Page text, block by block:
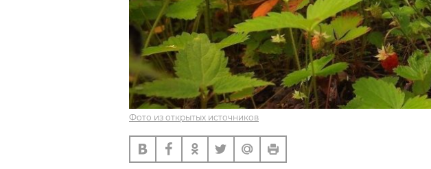
Фото из открытых источников